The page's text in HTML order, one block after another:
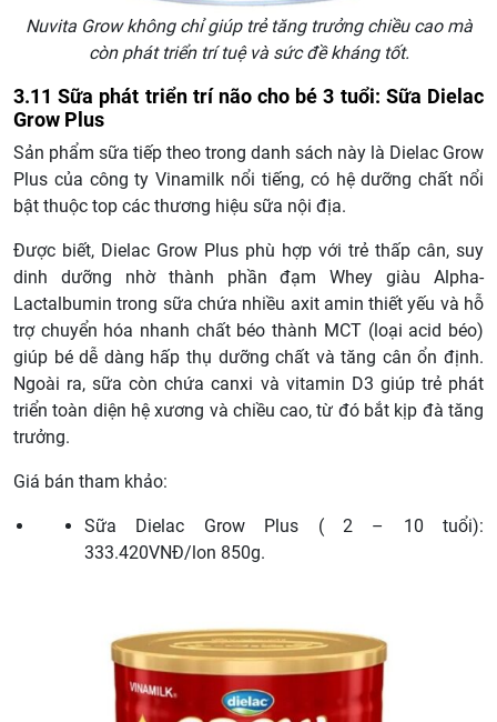
Nuvita Grow không chỉ giúp trẻ tăng trưởng chiều cao mà
còn phát triển trí tuệ và sức đề kháng tốt.
3.11 Sữa phát triển trí não cho bé 3 tuổi: Sữa Dielac
Grow Plus
Sản phẩm sữa tiếp theo trong danh sách này là Dielac Grow
Plus của công ty Vinamilk nổi tiếng, có hệ dưỡng chất nổi
bật thuộc top các thương hiệu sữa nội địa.
Được biết, Dielac Grow Plus phù hợp với trẻ thấp cân, suy
dinh dưỡng nhờ thành phần đạm Whey giàu Alpha-
Lactalbumin trong sữa chứa nhiều axit amin thiết yếu và hỗ
trợ chuyển hóa nhanh chất béo thành MCT (loại acid béo)
giúp bé dễ dàng hấp thụ dưỡng chất và tăng cân ổn định.
Ngoài ra, sữa còn chứa canxi và vitamin D3 giúp trẻ phát
triển toàn diện hệ xương và chiều cao, từ đó bắt kịp đà tăng
trưởng.
Giá bán tham khảo:
Sữa Dielac Grow Plus ( 2 – 10 tuổi):
333.420VNĐ/lon 850g.